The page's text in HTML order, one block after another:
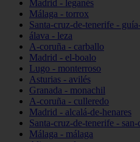
Madrid - leganés
Málaga - torrox
Santa-cruz-de-tenerife -
álava - leza
A-coruña - carballo
Madrid - el-boalo
Lugo - monterroso
Asturias - avilés
Granada - monachil
A-coruña - culleredo
Madrid - alcalá-de-henares
Santa-cruz-de-tenerife -
Málaga - málaga